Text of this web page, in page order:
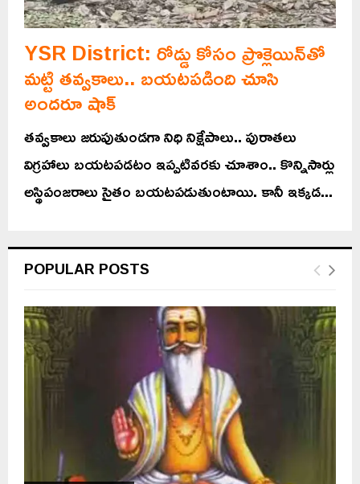
YSR District: రోడ్డు కోసం ప్రొక్లెయిన్‌తో
మట్టి తవ్వకాలు.. బయటపడింది చూసి
అందరూ షాక్
తవ్వకాలు జరుపుతుండగా నిధి నిక్షేపాలు.. పురాతలు
విగ్రహాలు బయటపడటం ఇప్పటివరకు చూశాం.. కొన్నిసార్లు
అస్థిపంజరాలు సైతం బయటపడుతుంటాయి. కానీ ఇక్కడ...
POPULAR POSTS